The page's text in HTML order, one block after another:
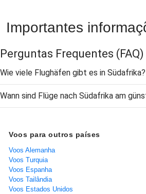
Importantes
Perguntas Frequentes (FAQ)
Wie viele Flughäfen gibt es in Südafrika?
Wann sind Flüge nach Südafrika am
Voos para outros países
Voos Alemanha
Voos Turquia
Voos Espanha
Voos Tailândia
Voos Estados Unidos